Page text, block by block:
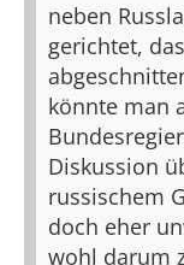
neben
gerichtet,
könnte man
Diskussion
russischem
doch eher
wohl darum